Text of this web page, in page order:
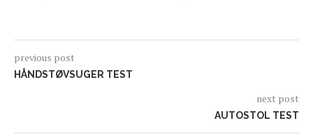
previous post
HÅNDSTØVSUGER TEST
next post
AUTOSTOL TEST